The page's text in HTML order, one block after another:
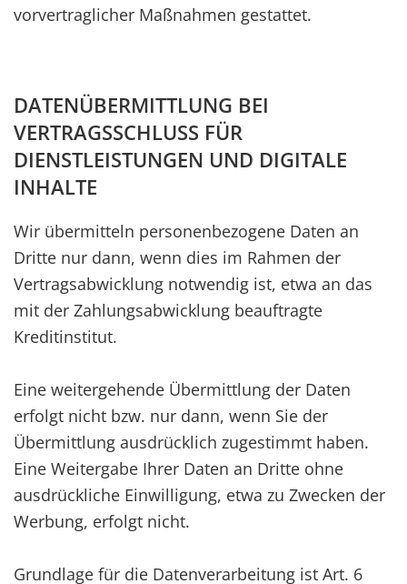
vorvertraglicher Maßnahmen gestattet.
DATENÜBERMITTLUNG BEI
VERTRAGSSCHLUSS FÜR
DIENSTLEISTUNGEN UND DIGITALE
INHALTE
Wir übermitteln personenbezogene Daten an
Dritte nur dann, wenn dies im Rahmen der
Vertragsabwicklung notwendig ist, etwa an das
mit der Zahlungsabwicklung beauftragte
Kreditinstitut.
Eine weitergehende Übermittlung der Daten
erfolgt nicht bzw. nur dann, wenn Sie der
Übermittlung ausdrücklich zugestimmt haben.
Eine Weitergabe Ihrer Daten an Dritte ohne
ausdrückliche Einwilligung, etwa zu Zwecken der
Werbung, erfolgt nicht.
Grundlage für die Datenverarbeitung ist Art. 6